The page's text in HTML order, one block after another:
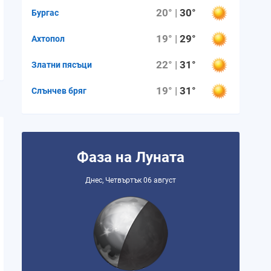
Бургас 20° |30°
Ахтопол 19° |29°
Златни пясъци 22° |31°
Слънчев бряг 19° |31°
Фаза на Луната
Днес, Четвъртък 06 август